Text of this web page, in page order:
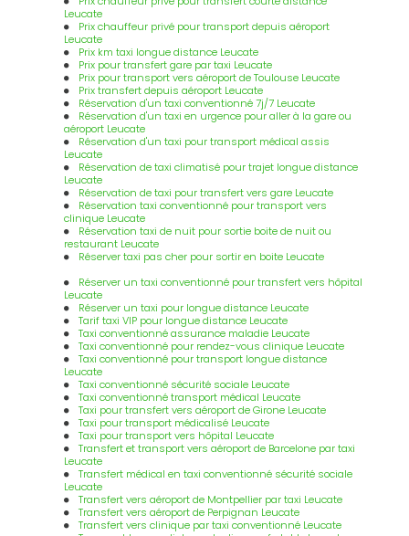
Leucate
Prix chauffeur privé pour transport depuis aéroport
Leucate
Prix km taxi longue distance Leucate
Prix pour transfert gare par taxi Leucate
Prix pour transport vers aéroport de Toulouse Leucate
Prix transfert depuis aéroport Leucate
Réservation d'un taxi conventionné 7j/7 Leucate
Réservation d'un taxi en urgence pour aller à la gare ou
aéroport Leucate
Réservation d'un taxi pour transport médical assis
Leucate
Réservation de taxi climatisé pour trajet longue distance
Leucate
Réservation de taxi pour transfert vers gare Leucate
Réservation taxi conventionné pour transport vers
clinique Leucate
Réservation taxi de nuit pour sortie boite de nuit ou
restaurant Leucate
Réserver taxi pas cher pour sortir en boite Leucate
Réserver un taxi conventionné pour transfert vers hôpital
Leucate
Réserver un taxi pour longue distance Leucate
Tarif taxi VIP pour longue distance Leucate
Taxi conventionné assurance maladie Leucate
Taxi conventionné pour rendez-vous clinique Leucate
Taxi conventionné pour transport longue distance
Leucate
Taxi conventionné sécurité sociale Leucate
Taxi conventionné transport médical Leucate
Taxi pour transfert vers aéroport de Girone Leucate
Taxi pour transport médicalisé Leucate
Taxi pour transport vers hôpital Leucate
Transfert et transport vers aéroport de Barcelone par taxi
Leucate
Transfert médical en taxi conventionné sécurité sociale
Leucate
Transfert vers aéroport de Montpellier par taxi Leucate
Transfert vers aéroport de Perpignan Leucate
Transfert vers clinique par taxi conventionné Leucate